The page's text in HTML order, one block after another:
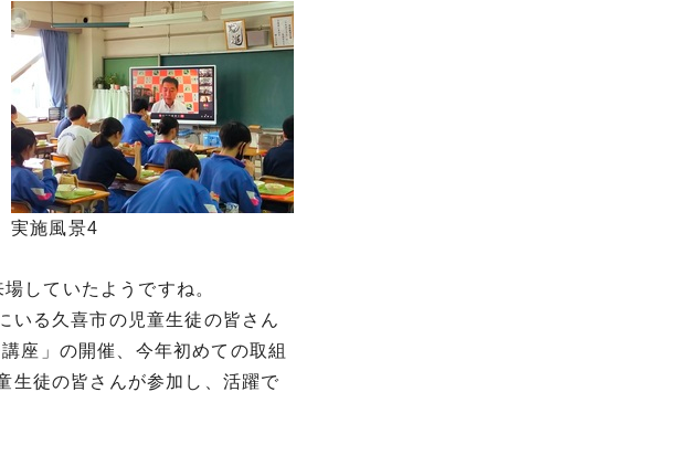
実施風景4
していたようですね。
いる久喜市の児童生徒の皆さん
座」の開催、今年初めての取組
生徒の皆さんが参加し、活躍で